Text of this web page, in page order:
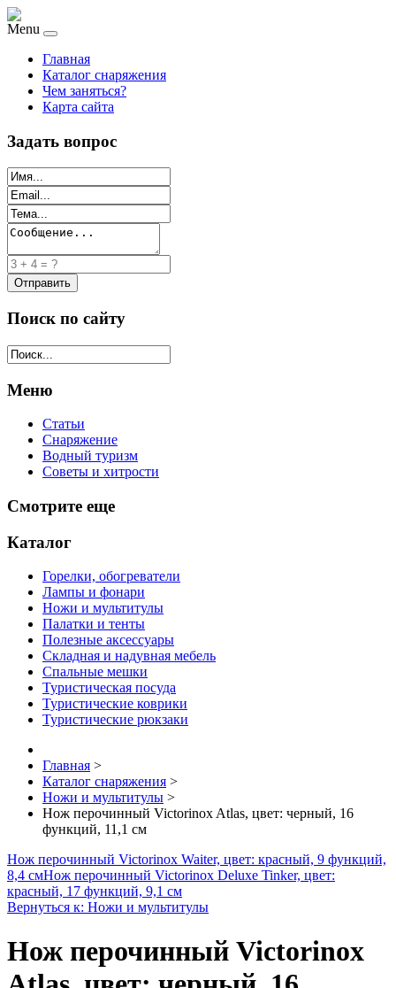
Menu
Главная
Каталог снаряжения
Чем заняться?
Карта сайта
Задать вопрос
Поиск по сайту
Меню
Статьи
Снаряжение
Водный туризм
Советы и хитрости
Смотрите еще
Каталог
Горелки, обогреватели
Лампы и фонари
Ножи и мультитулы
Палатки и тенты
Полезные аксессуары
Складная и надувная мебель
Спальные мешки
Туристическая посуда
Туристические коврики
Туристические рюкзаки
Главная >
Каталог снаряжения >
Ножи и мультитулы >
Нож перочинный Victorinox Atlas, цвет: черный, 16
функций, 11,1 см
Нож перочинный Victorinox Waiter, цвет: красный, 9 функций,
8,4 смНож перочинный Victorinox Deluxe Tinker, цвет:
красный, 17 функций, 9,1 см
Вернуться к: Ножи и мультитулы
Нож перочинный Victorinox